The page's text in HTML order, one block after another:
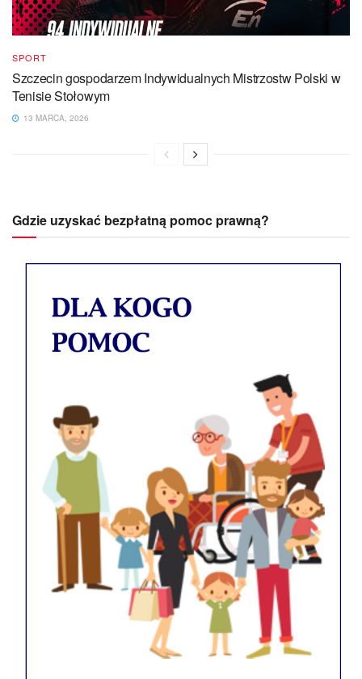
SPORT
Szczecin gospodarzem Indywidualnych Mistrzostw Polski w
Tenisie Stołowym
13 MARCA, 2026
Gdzie uzyskać bezpłatną pomoc prawną?